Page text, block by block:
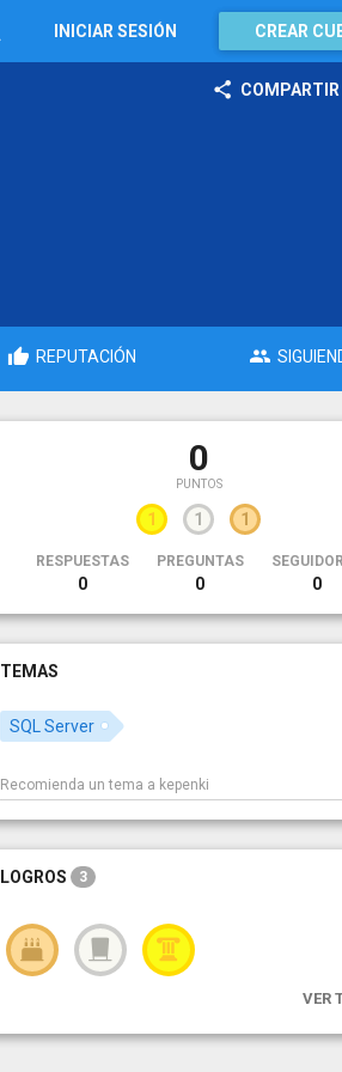
INICIAR SESIÓN CREAR
COMPARTIR
REPUTACIÓN
0
PUNTOS
1 1 1
RESPUESTAS
0
PREGUNTAS
0 0
TEMAS
SQL Server
LOGROS 3
VER